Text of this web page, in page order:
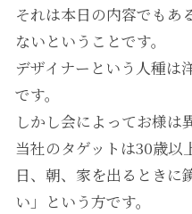
それは本日の内容でもあ
ないということです。
デザイナーという人種は
です。
しかし会によってお様は
当社のタゲットは30歳以
日、朝、家を出るときに
い」という方です。